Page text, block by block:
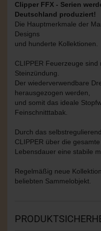
Clipper FFX - Serien
Deutschland produziert!
Die Hauptmerkmale der
Designs
und hunderte Kollektionen.
CLIPPER Feuerzeuge
Steinzündung.
Der wiederverwendbare
herausgezogen werden,
und somit das ideale
Feinschnitttabak.
Durch das
CLIPPER über die gesamte
Lebensdauer eine stabile
Regelmäßig neue
beliebten Sammelobjekt.